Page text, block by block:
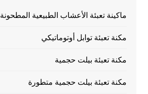
ماكينة تعبئة الأعشاب الطبيعية المطحونة
مكنة تعبئة توابل أوتوماتيكي
مكنة تعبئة بيلت حجمية
مكنة تعبئة بيلت حجمية متطورة